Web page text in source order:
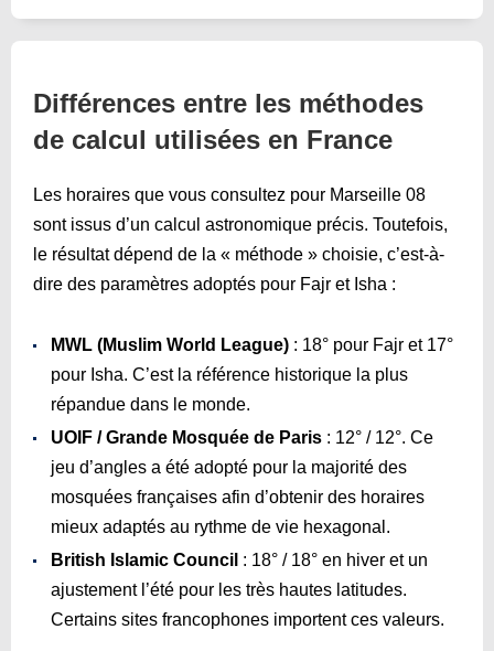
Différences entre les méthodes
de calcul utilisées en France
Les horaires que vous consultez pour Marseille 08
sont issus d’un calcul astronomique précis. Toutefois,
le résultat dépend de la « méthode » choisie, c’est-à-
dire des paramètres adoptés pour Fajr et Isha :
MWL (Muslim World League) : 18° pour Fajr et 17°
pour Isha. C’est la référence historique la plus
répandue dans le monde.
UOIF / Grande Mosquée de Paris : 12° / 12°. Ce
jeu d’angles a été adopté pour la majorité des
mosquées françaises afin d’obtenir des horaires
mieux adaptés au rythme de vie hexagonal.
British Islamic Council : 18° / 18° en hiver et un
ajustement l’été pour les très hautes latitudes.
Certains sites francophones importent ces valeurs.